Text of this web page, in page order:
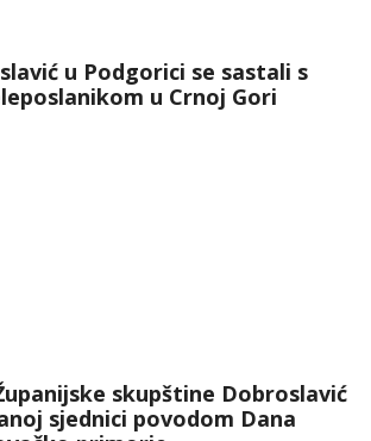
u Podgorici se sastali s
u Crnoj Gori
skupštine Dobroslavić
sjednici povodom Dana